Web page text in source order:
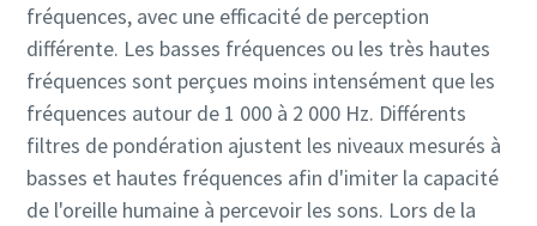
fréquences, avec une efficacité de perception
différente. Les basses fréquences ou les très hautes
fréquences sont perçues moins intensément que les
fréquences autour de 1 000 à 2 000 Hz. Différents
filtres de pondération ajustent les niveaux mesurés à
basses et hautes fréquences afin d'imiter la capacité
de l'oreille humaine à percevoir les sons. Lors de la